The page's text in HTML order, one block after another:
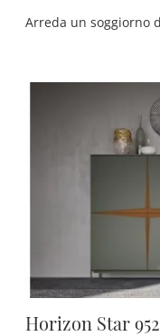
Horizon Star 952